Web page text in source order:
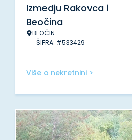
Izmedju Rakovca i
Beočina
BEOČIN
ŠIFRA: #533429
Više o nekretnini >